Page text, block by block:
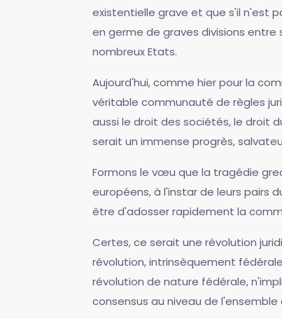
existentielle grave et que s'il n'est
en germe de graves divisions
nombreux Etats.
Aujourd'hui, comme hier pour la
véritable communauté de règles
aussi le droit des sociétés, le droit
serait un immense progrès,
Formons le vœu que la tragédie
européens, à l'instar de leurs pairs
être d'adosser rapidement la
Certes, ce serait une révolution
révolution, intrinsèquement
révolution de nature fédérale,
consensus au niveau de l'ensemble